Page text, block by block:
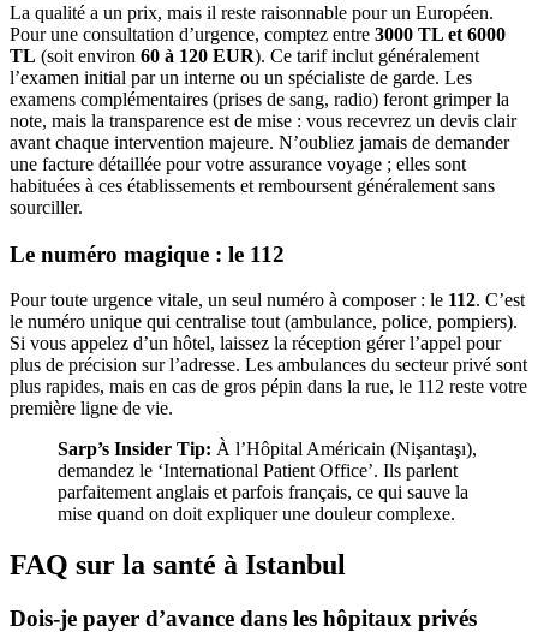
La qualité a un prix, mais il reste raisonnable pour un Européen.
Pour une consultation d’urgence, comptez entre 3000 TL et 6000
TL (soit environ 60 à 120 EUR). Ce tarif inclut généralement
l’examen initial par un interne ou un spécialiste de garde. Les
examens complémentaires (prises de sang, radio) feront grimper la
note, mais la transparence est de mise : vous recevrez un devis clair
avant chaque intervention majeure. N’oubliez jamais de demander
une facture détaillée pour votre assurance voyage ; elles sont
habituées à ces établissements et remboursent généralement sans
sourciller.
Le numéro magique : le 112
Pour toute urgence vitale, un seul numéro à composer : le 112. C’est
le numéro unique qui centralise tout (ambulance, police, pompiers).
Si vous appelez d’un hôtel, laissez la réception gérer l’appel pour
plus de précision sur l’adresse. Les ambulances du secteur privé sont
plus rapides, mais en cas de gros pépin dans la rue, le 112 reste votre
première ligne de vie.
Sarp’s Insider Tip: À l’Hôpital Américain (Nişantaşı),
demandez le ‘International Patient Office’. Ils parlent
parfaitement anglais et parfois français, ce qui sauve la
mise quand on doit expliquer une douleur complexe.
FAQ sur la santé à Istanbul
Dois-je payer d’avance dans les hôpitaux privés